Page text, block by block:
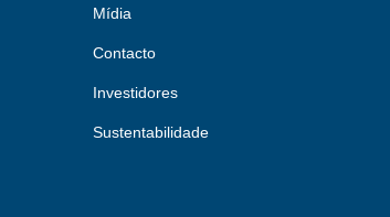
Mídia
Contacto
Investidores
Sustentabilidade